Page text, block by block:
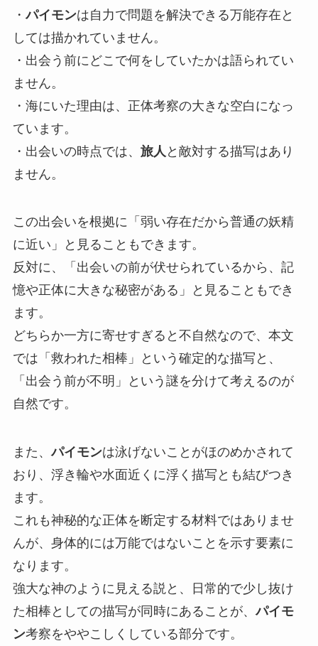
・パイモンは自力で問題を解決できる万能存在と
しては描かれていません。
・出会う前にどこで何をしていたかは語られてい
ません。
・海にいた理由は、正体考察の大きな空白になっ
ています。
・出会いの時点では、 旅人 と敵対する描写はあり
ません。
この出会いを根拠に「弱い存在だから普通の妖精
に近い」と見ることもできます。
反対に、「出会いの前が伏せられているから、記
憶や正体に大きな秘密がある」と見ることもでき
ます。
どちらか一方に寄せすぎると不自然なので、本文
では「救われた相棒」という確定的な描写と、
「出会う前が不明」という謎を分けて考えるのが
自然です。
また、パイモンは泳げないことがほのめかされて
おり、浮き輪や水面近くに浮く描写とも結びつき
ます。
これも神秘的な正体を断定する材料ではありませ
んが、身体的には万能ではないことを示す要素に
なります。
強大な神のように見える説と、日常的で少し抜け
た相棒としての描写が同時にあることが、パイモ
ン考察をややこしくしている部分です。